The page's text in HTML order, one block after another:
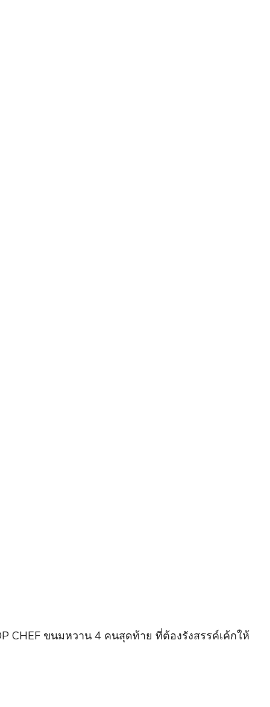
CHEF ขนมหวาน 4 คนสุดท้าย ที่ต้องรังสรรค์เค้กให้